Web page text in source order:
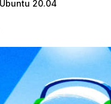
Ubuntu 20.04